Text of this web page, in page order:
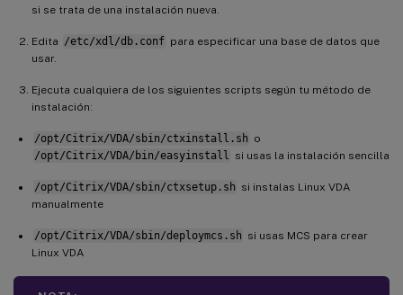
si se trata de una instalación nueva.
Edita /etc/xdl/db.conf para especificar una base de datos que
usar.
Ejecuta cualquiera de los siguientes scripts según tu método de
instalación:
/opt/Citrix/VDA/sbin/ctxinstall.sh o
/opt/Citrix/VDA/bin/easyinstall
si usas la instalación sencilla
/opt/Citrix/VDA/sbin/ctxsetup.sh si instalas Linux VDA
manualmente
/opt/Citrix/VDA/sbin/deploymcs.sh si usas MCS para crear
Linux VDA